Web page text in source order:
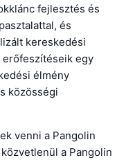
fejlesztés és
és
kereskedési
erőfeszítéseik egy
élmény
közösségi
venni a Pangolin
a Pangolin